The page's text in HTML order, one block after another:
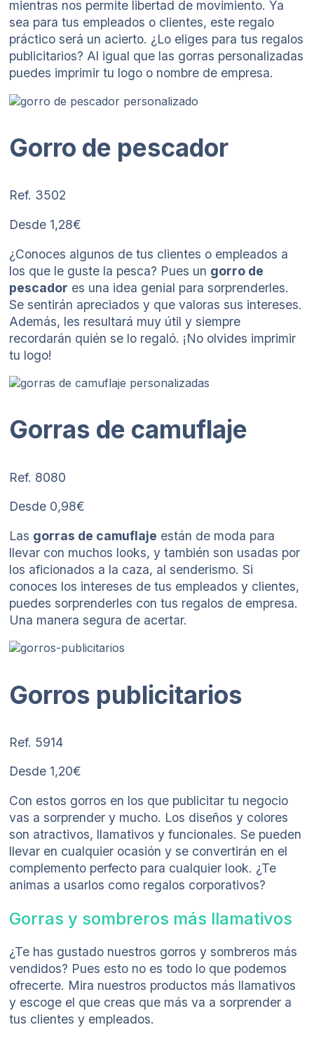
mientras nos permite libertad de movimiento. Ya
sea para tus empleados o clientes, este regalo
práctico será un acierto. ¿Lo eliges para tus regalos
publicitarios? Al igual que las gorras personalizadas
puedes imprimir tu logo o nombre de empresa.
Gorro de pescador
Ref. 3502
Desde 1,28€
¿Conoces algunos de tus clientes o empleados a
los que le guste la pesca? Pues un gorro de
pescador es una idea genial para sorprenderles.
Se sentirán apreciados y que valoras sus intereses.
Además, les resultará muy útil y siempre
recordarán quién se lo regaló. ¡No olvides imprimir
tu logo!
Gorras de camuflaje
Ref. 8080
Desde 0,98€
Las gorras de camuflaje están de moda para
llevar con muchos looks, y también son usadas por
los aficionados a la caza, al senderismo. Si
conoces los intereses de tus empleados y clientes,
puedes sorprenderles con tus regalos de empresa.
Una manera segura de acertar.
Gorros publicitarios
Ref. 5914
Desde 1,20€
Con estos gorros en los que publicitar tu negocio
vas a sorprender y mucho. Los diseños y colores
son atractivos, llamativos y funcionales. Se pueden
llevar en cualquier ocasión y se convertirán en el
complemento perfecto para cualquier look. ¿Te
animas a usarlos como regalos corporativos?
Gorras y sombreros más llamativos
¿Te has gustado nuestros gorros y sombreros más
vendidos? Pues esto no es todo lo que podemos
ofrecerte. Mira nuestros productos más llamativos
y escoge el que creas que más va a sorprender a
tus clientes y empleados.